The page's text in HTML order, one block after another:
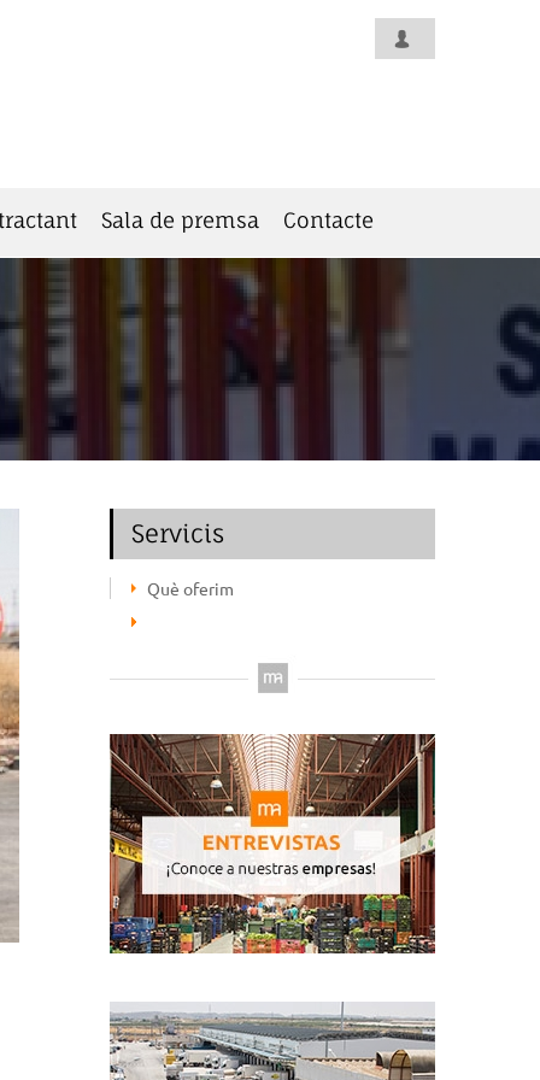
Sala de premsa Contacte
Servicis
Què oferim